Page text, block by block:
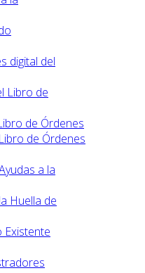
digital del
Libro de
de Órdenes
de Órdenes
a la
Huella de
Existente